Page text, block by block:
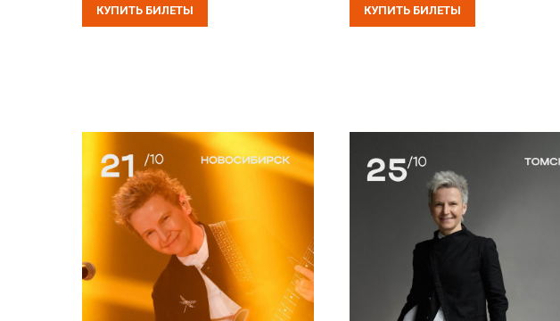
КУПИТЬ БИЛЕТЫ КУПИТЬ БИЛЕТЫ